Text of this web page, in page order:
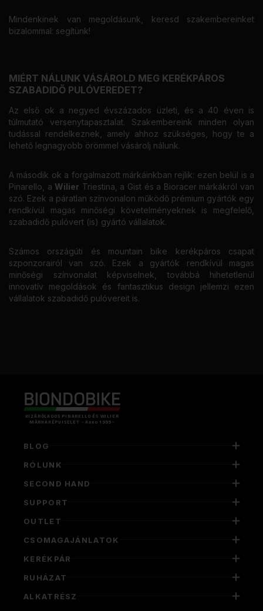
Mindenkinek van megoldásunk, keresd szakembereinket
bizalommal: segítünk!
MIÉRT NÁLUNK VÁSÁROLD MEG KERÉKPÁROS
SZABADIDŐ PULÓVEREDET?
Az első ok a negyed évszázados üzleti, és a 40 éven is
túlmutató versenytapasztalat. Szakembereink minden olyan
tudással rendelkeznek, amely ahhoz szükséges, hogy te a
lehető legnagyobb örömmel vásárolj nálunk.
A második ok a forgalmazott márkáinkban rejlik: ezen belül is a
Pinarello, aWilier Triestina, a Gist és a Bioracer márkákról van
szó. Ezek a páratlan színvonalon működő prémium gyártók egy
rendkívül magas minőségi követelményeknek is megfelelő,
szabadidő pulóvert (is) gyártó vállalatok.
Számos országúti és mountain bike kerékpáros csapat
szponzorairól van szó. Ezek a gyártók rendkívül magas
minőségi színvonalat képviselnek, továbbá hihetetlenül
innovatív megoldások és fantasztikus design jellemzi ezen
vállalatok szabadidő pulóvereit is.
KIZÁRÓLAGOS PINARELLO ÉS WILIER
MÁRKAKÉPVISELET - Anno 1999 -
BLOG
RÓLUNK
SECOND HAND
SUPPORT
OUTLET
CSOMAGAJÁNLATOK
KERÉKPÁR
RUHÁZAT
ALKATRÉSZ